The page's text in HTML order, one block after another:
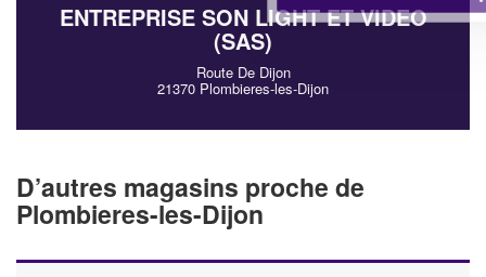
ENTREPRISE SON LIGHT ET VIDEO
(SAS)
Route De Dijon
21370 Plombieres-les-Dijon
D’autres magasins proche de
Plombieres-les-Dijon